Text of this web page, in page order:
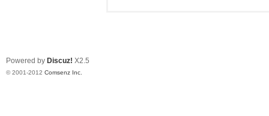
Powered by Discuz! X2.5
© 2001-2012 Comsenz Inc.